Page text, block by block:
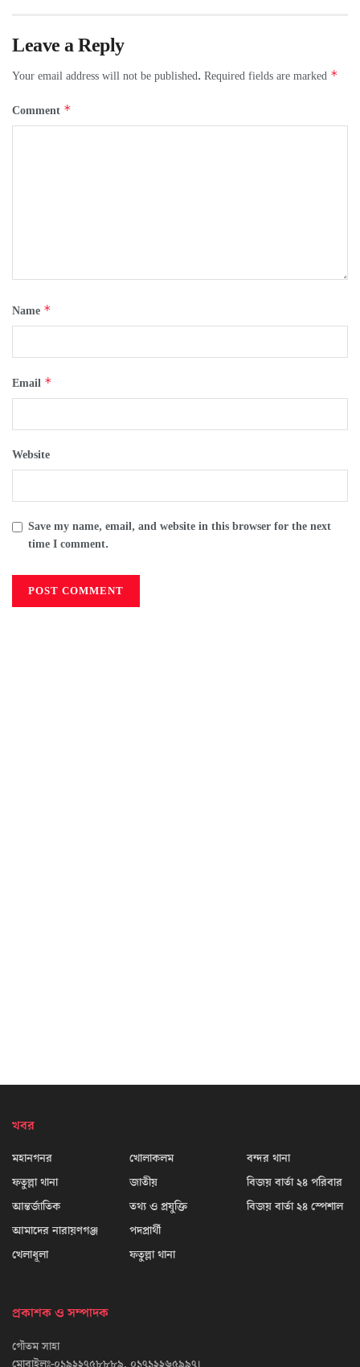
Leave a Reply
Your email address will not be published. Required fields are marked *
Comment *
Name *
Email *
Website
Save my name, email, and website in this browser for the next
time I comment.
খবর
মহানগনর
ফতুল্লা থানা
আন্তর্জাতিক
আমাদের নারায়ণগঞ্জ
খেলাধূলা
খোলাকলম
জাতীয়
তথ্য ও প্রযুক্তি
পদপ্রার্থী
ফতুল্লা থানা
বন্দর থানা
বিজয় বার্তা ২৪ পরিবার
বিজয় বার্তা ২৪ স্পেশাল
প্রকাশক ও সম্পাদক
গৌতম সাহা